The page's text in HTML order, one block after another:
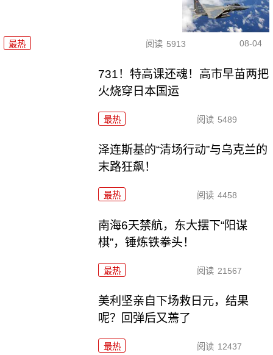
最热 阅读 5913 08-04
731！特高课还魂！高市早苗两把
火烧穿日本国运
最热 阅读 5489
泽连斯基的“清场行动”与乌克兰的
末路狂飙！
最热 阅读 4458
南海6天禁航，东大摆下“阳谋
棋”，锤炼铁拳头！
最热 阅读 21567
美利坚亲自下场救日元，结果
呢？回弹后又蔫了
最热 阅读 12437